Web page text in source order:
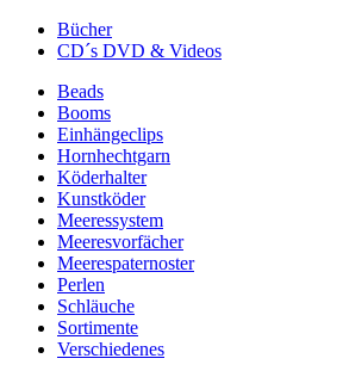
Bücher
CD´s DVD & Videos
Beads
Booms
Einhängeclips
Hornhechtgarn
Köderhalter
Kunstköder
Meeressystem
Meeresvorfächer
Meerespaternoster
Perlen
Schläuche
Sortimente
Verschiedenes